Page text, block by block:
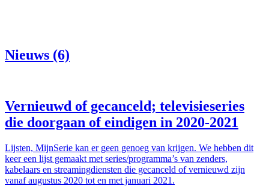
Nieuws (6)
Vernieuwd of gecanceld; televisieseries
die doorgaan of eindigen in 2020-2021
Lijsten, MijnSerie kan er geen genoeg van krijgen. We hebben dit
keer een lijst gemaakt met series/programma’s van zenders,
kabelaars en streamingdiensten die gecanceld of vernieuwd zijn
vanaf augustus 2020 tot en met januari 2021.